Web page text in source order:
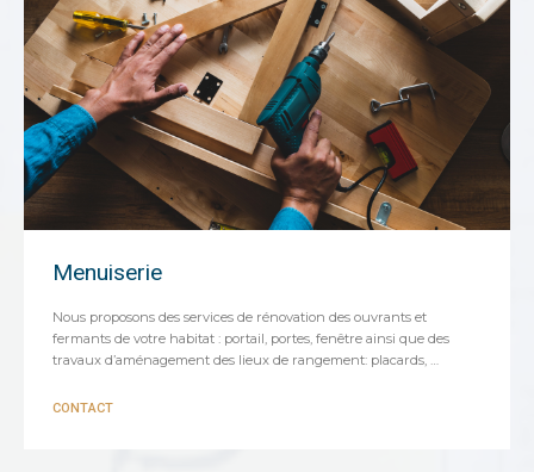
Menuiserie
Nous proposons des services de rénovation des ouvrants et
fermants de votre habitat : portail, portes, fenêtre ainsi que des
travaux d’aménagement des lieux de rangement: placards, …
CONTACT